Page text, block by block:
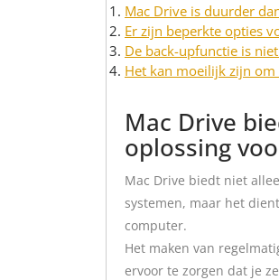
Mac Drive is duurder
Er zijn beperkte opties
De back-upfunctie is
Het kan moeilijk zijn om
Mac Drive
oplossing
Mac Drive biedt niet
systemen, maar het
computer.
Het maken van
ervoor te zorgen dat je